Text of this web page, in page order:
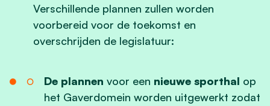
Verschillende plannen zullen worden
voorbereid voor de toekomst en
overschrijden de legislatuur:
De plannen voor een nieuwe sporthal op
het Gaverdomein worden uitgewerkt zodat